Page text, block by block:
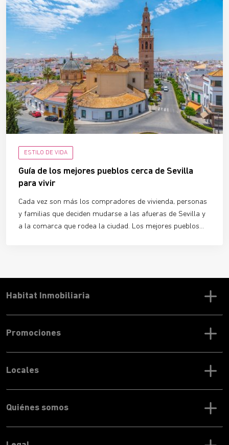
ESTILO DE VIDA
Guía de los mejores pueblos cerca de Sevilla
para vivir
Cada vez son más los compradores de vivienda, personas
y familias que deciden mudarse a las afueras de Sevilla y
a la comarca que rodea la ciudad. Los mejores pueblos
Promociones
Locales
Quiénes somos
Habitat Inmobiliaria